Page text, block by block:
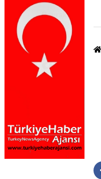
Kısacında:
Fırtınası